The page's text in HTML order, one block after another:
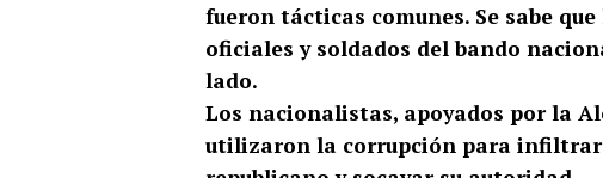
fueron tácticas comunes. Se sabe
oficiales y soldados del bando
lado.
Los nacionalistas, apoyados por la
utilizaron la corrupción para